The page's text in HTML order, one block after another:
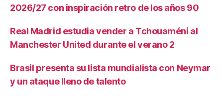
2026/27 con inspiración retro de los años 90
Real Madrid estudia vender a Tchouaméni al
Manchester United durante el verano 2
Brasil presenta su lista mundialista con Neymar
y un ataque lleno de talento